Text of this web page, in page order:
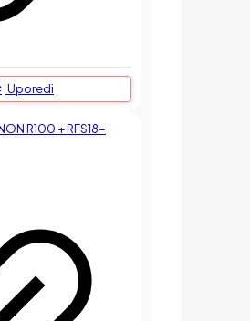
Uporedi